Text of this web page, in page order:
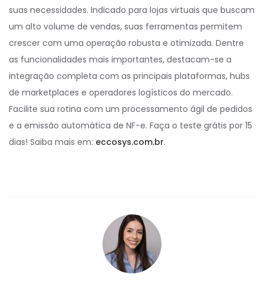
suas necessidades. Indicado para lojas virtuais que buscam
um alto volume de vendas, suas ferramentas permitem
crescer com uma operação robusta e otimizada. Dentre
as funcionalidades mais importantes, destacam-se a
integração completa com as principais plataformas, hubs
de marketplaces e operadores logísticos do mercado.
Facilite sua rotina com um processamento ágil de pedidos
e a emissão automática de NF-e. Faça o teste grátis por 15
dias! Saiba mais em: eccosys.com.br.